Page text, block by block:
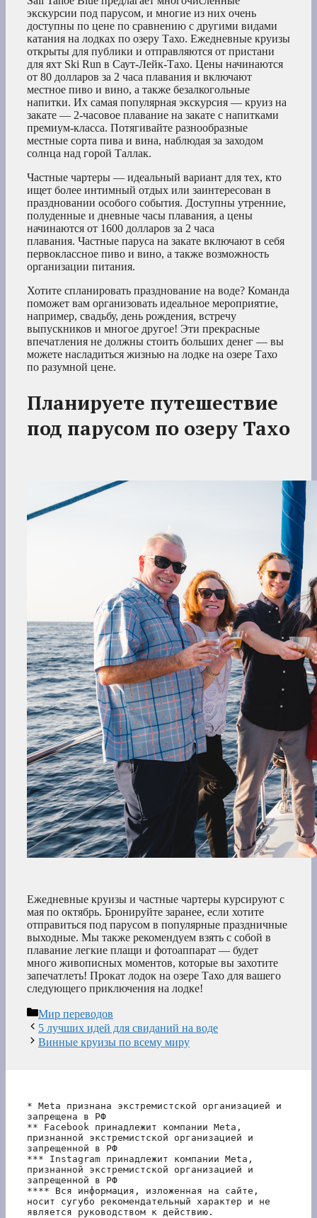
экскурсии под парусом, и многие из них очень
доступны по цене по сравнению с другими видами
катания на лодках по озеру Тахо. Ежедневные круизы
открыты для публики и отправляются от пристани
для яхт Ski Run в Саут-Лейк-Тахо. Цены начинаются
от 80 долларов за 2 часа плавания и включают
местное пиво и вино, а также безалкогольные
напитки. Их самая популярная экскурсия — круиз на
закате — 2-часовое плавание на закате с напитками
премиум-класса. Потягивайте разнообразные
местные сорта пива и вина, наблюдая за заходом
солнца над горой Таллак.
Частные чартеры — идеальный вариант для тех, кто
ищет более интимный отдых или заинтересован в
праздновании особого события. Доступны утренние,
полуденные и дневные часы плавания, а цены
начинаются от 1600 долларов за 2 часа
плавания. Частные паруса на закате включают в себя
первоклассное пиво и вино, а также возможность
организации питания.
Хотите спланировать празднование на воде? Команда
поможет вам организовать идеальное мероприятие,
например, свадьбу, день рождения, встречу
выпускников и многое другое! Эти прекрасные
впечатления не должны стоить больших денег — вы
можете насладиться жизнью на лодке на озере Тахо
по разумной цене.
Планируете путешествие
под парусом по озеру Тахо
Ежедневные круизы и частные чартеры курсируют с
мая по октябрь. Бронируйте заранее, если хотите
отправиться под парусом в популярные праздничные
выходные. Мы также рекомендуем взять с собой в
плавание легкие плащи и фотоаппарат — будет
много живописных моментов, которые вы захотите
запечатлеть! Прокат лодок на озере Тахо для вашего
следующего приключения на лодке!
Рубрики
Мир переводов
5 лучших идей для свиданий на воде
Винные круизы по всему миру
* Meta признана экстремистской организацией и
запрещена в РФ
** Facebook принадлежит компании Meta,
признанной экстремистской организацией и
запрещенной в РФ
*** Instagram принадлежит компании Meta,
признанной экстремистской организацией и
запрещенной в РФ
**** Вся информация, изложенная на сайте,
носит сугубо рекомендательный характер и не
является руководством к действию.